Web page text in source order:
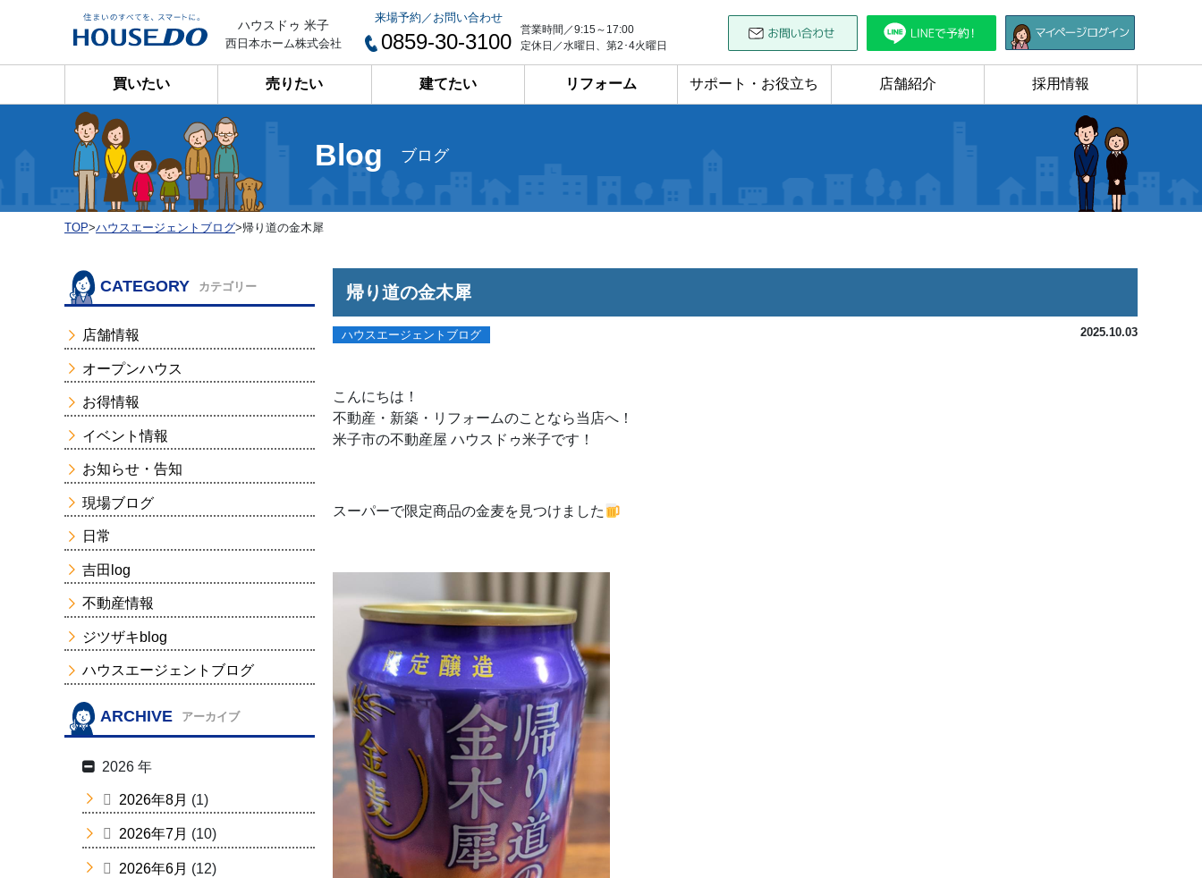
ハウスドゥ 米子
西日本ホーム株式会社
来場予約／お問い合わせ
0859-30-3100
営業時間／9:15～17:00
定休日／水曜日、第2･4火曜日
買いたい 売りたい 建てたい リフォーム サポート・お役立ち 店舗紹介 採用情報
Blog ブログ
TOP>ハウスエージェントブログ>帰り道の金木犀
帰り道の金木犀
ハウスエージェントブログ 2025.10.03
こんにちは！
不動産・新築・リフォームのことなら当店へ！
米子市の不動産屋 ハウスドゥ米子です！
スーパーで限定商品の金麦を見つけました
CATEGORY カテゴリー
店舗情報
オープンハウス
お得情報
イベント情報
お知らせ・告知
現場ブログ
日常
吉田log
不動産情報
ジツザキblog
ハウスエージェントブログ
ARCHIVE アーカイブ
2026 年
2026年8月 (1)
2026年7月 (10)
2026年6月 (12)